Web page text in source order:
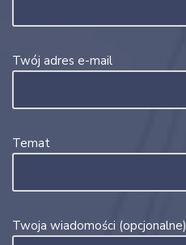
Twój adres e-mail
Temat
Twoja wiadomości (opcjonalne)